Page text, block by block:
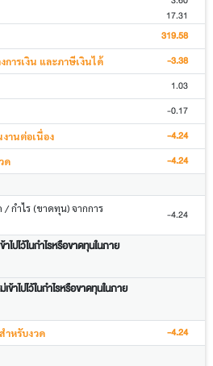
17.31
319.58
ารเงิน และภาษีเงินได้ -3.38
1.03
-0.17
านต่อเนื่อง -4.24
ด -4.24
กำไร (ขาดทุน) จากการ
-4.24
ไปไว้ในกำไรหรือขาดทุนในภาย
ข้าไปไว้ในกำไรหรือขาดทุนในภาย
ำหรับงวด -4.24